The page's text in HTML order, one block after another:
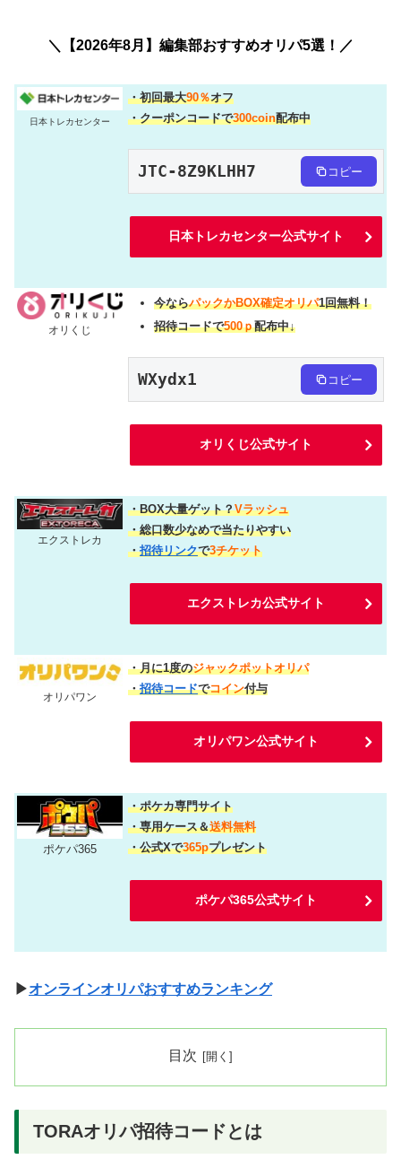
＼【2026年8月】編集部おすすめオリパ5選！／
日本トレカセンター
・初回最大90％オフ
・クーポンコードで300coin配布中
JTC-8Z9KLHH7 コピー
日本トレカセンター公式サイト
オリくじ
今ならパックかBOX確定オリパ1回無料！
招待コードで500ｐ配布中↓
WXydx1 コピー
オリくじ公式サイト
エクストレカ
・BOX大量ゲット？Vラッシュ
・総口数少なめで当たりやすい
・招待リンクで3チケット
エクストレカ公式サイト
オリパワン
・月に1度のジャックポットオリパ
・招待コードでコイン付与
オリパワン公式サイト
ポケパ365
・ポケカ専門サイト
・専用ケース＆送料無料
・公式Xで365pプレゼント
ポケパ365公式サイト
▶オンラインオリパおすすめランキング
目次
TORAオリパ招待コードとは